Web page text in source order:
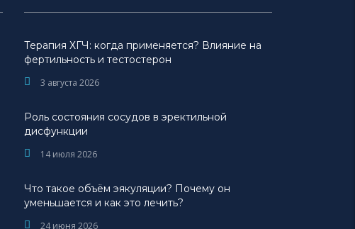
Терапия ХГЧ: когда применяется? Влияние на
фертильность и тестостерон
3 августа 2026
Роль состояния сосудов в эректильной
дисфункции
14 июля 2026
Что такое объём эякуляции? Почему он
уменьшается и как это лечить?
24 июня 2026